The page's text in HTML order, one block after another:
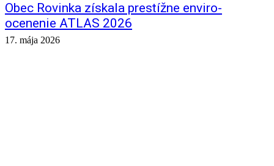
Obec Rovinka získala prestížne enviro-
ocenenie ATLAS 2026
17. mája 2026